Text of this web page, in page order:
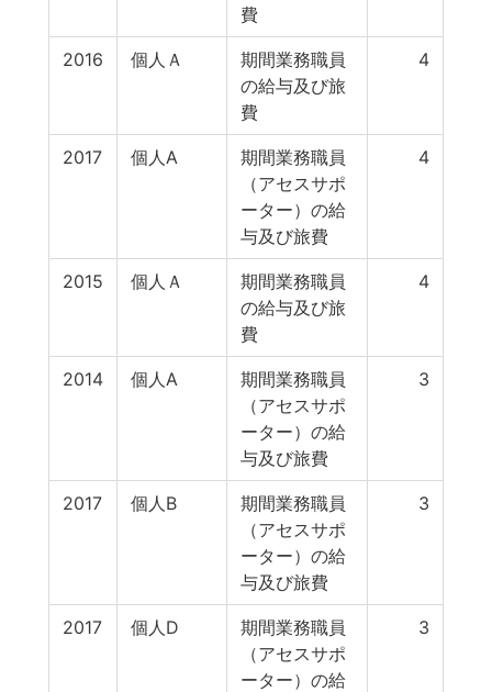
費
2016 個人Ａ
期間業務職員
の給与及び旅
費
4
2017 個人A
期間業務職員
（アセスサポ
ーター）の給
与及び旅費
4
2015 個人Ａ
期間業務職員
の給与及び旅
費
4
2014 個人A
期間業務職員
（アセスサポ
ーター）の給
与及び旅費
3
2017 個人B
期間業務職員
（アセスサポ
ーター）の給
与及び旅費
3
2017 個人D
期間業務職員
（アセスサポ
ーター）の給
3